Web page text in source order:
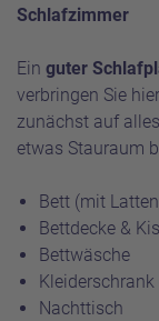
Schlafzimmer
Ein guter
verbringen Sie
zunächst auf
etwas Stauraum
Bett (mit
Bettdecke &
Bettwäsche
Nachttisch